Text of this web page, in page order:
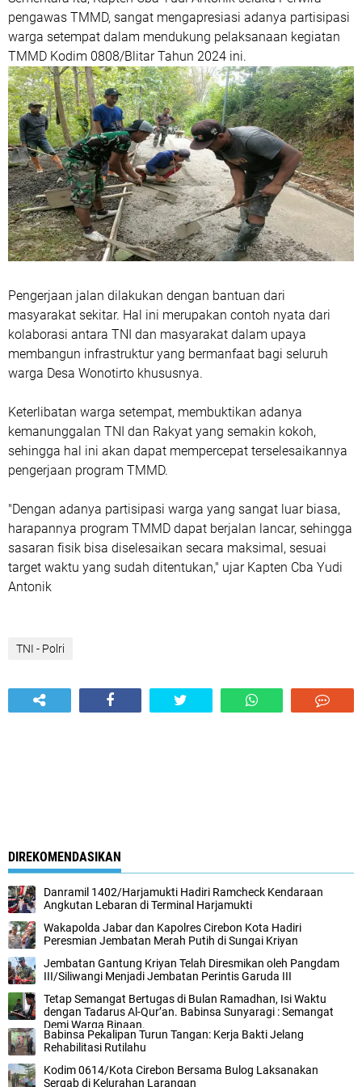
pengawas TMMD, sangat mengapresiasi adanya partisipasi
warga setempat dalam mendukung pelaksanaan kegiatan
TMMD Kodim 0808/Blitar Tahun 2024 ini.
Pengerjaan jalan dilakukan dengan bantuan dari
masyarakat sekitar. Hal ini merupakan contoh nyata dari
kolaborasi antara TNI dan masyarakat dalam upaya
membangun infrastruktur yang bermanfaat bagi seluruh
warga Desa Wonotirto khususnya.
Keterlibatan warga setempat, membuktikan adanya
kemanunggalan TNI dan Rakyat yang semakin kokoh,
sehingga hal ini akan dapat mempercepat terselesaikannya
pengerjaan program TMMD.
"Dengan adanya partisipasi warga yang sangat luar biasa,
harapannya program TMMD dapat berjalan lancar, sehingga
sasaran fisik bisa diselesaikan secara maksimal, sesuai
target waktu yang sudah ditentukan," ujar Kapten Cba Yudi
Antonik
TNI - Polri
DIREKOMENDASIKAN
Danramil 1402/Harjamukti Hadiri Ramcheck Kendaraan
Angkutan Lebaran di Terminal Harjamukti
Wakapolda Jabar dan Kapolres Cirebon Kota Hadiri
Peresmian Jembatan Merah Putih di Sungai Kriyan
Jembatan Gantung Kriyan Telah Diresmikan oleh Pangdam
III/Siliwangi Menjadi Jembatan Perintis Garuda III
Tetap Semangat Bertugas di Bulan Ramadhan, Isi Waktu
dengan Tadarus Al-Qur’an. Babinsa Sunyaragi : Semangat
Demi Warga Binaan.
Babinsa Pekalipan Turun Tangan: Kerja Bakti Jelang
Rehabilitasi Rutilahu
Kodim 0614/Kota Cirebon Bersama Bulog Laksanakan
Sergab di Kelurahan Larangan